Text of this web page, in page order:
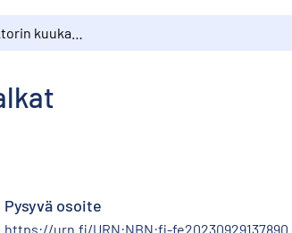
Pysyvä osoite
https://urn.fi/URN:NBN:fi-fe20230929137890